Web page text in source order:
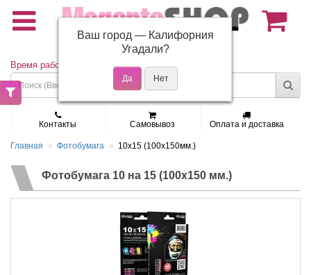
(495) 150-01-37
Время работы: Пн - Пт 9:30 - 19:00
Контакты Самовывоз Оплата и доставка
Главная Фотобумага 10x15 (100x150мм.)
Фотобумага 10 на 15 (100x150 мм.)
Ваш город — Калифорния
Угадали?